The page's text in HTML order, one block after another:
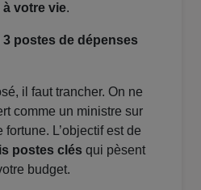
à votre vie.
3 postes de dépenses
il faut trancher. On ne
comme un ministre sur
L’objectif est de
postes clés qui pèsent
budget.